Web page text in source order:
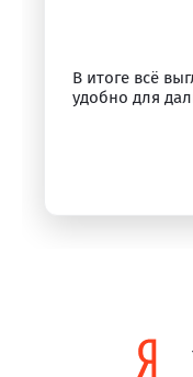
В итоге всё
удобно для